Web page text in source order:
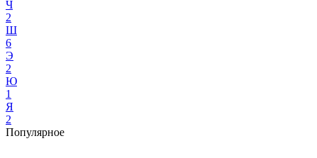
Ч
2
Ш
6
Э
2
Ю
1
Я
2
Популярное